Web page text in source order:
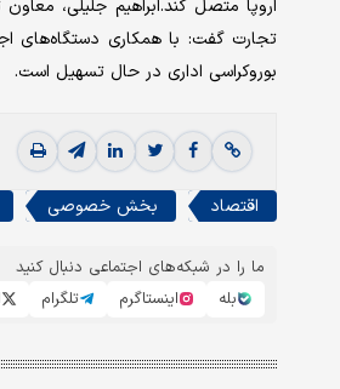
اروپا متصل کند.ابراهیم جلیلی،
تجارت گفت: با همکاری دستگاه‌های
بوروکراسی اداری در حال تسهیل است.
اقتصاد بخش خصوصی
ما را در شبکه‌های اجتماعی دنبال کنید
بله
اینستاگرم تلگرام